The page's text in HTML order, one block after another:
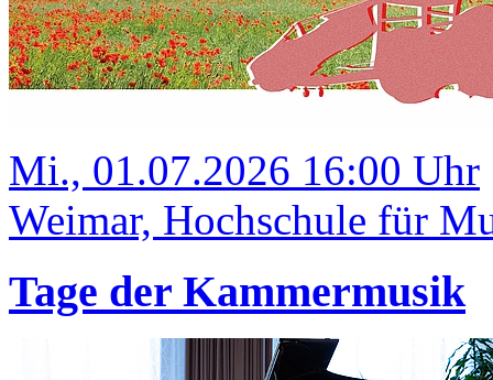
Mi., 01.07.2026 16:00 Uhr
Weimar, Hochschule für
Tage der Kammermusik